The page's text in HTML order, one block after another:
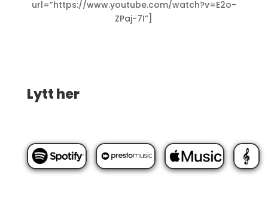
url=”https://www.youtube.com/watch?v=E2o-
ZPaj-7I”]
Lytt her